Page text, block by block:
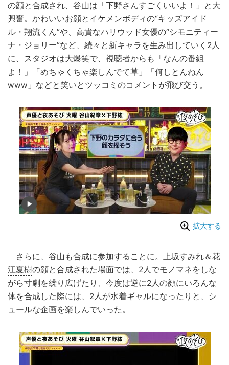
の顔と合成され、谷山は「下野さんすごくいいよ！」と大
興奮。かわいいお顔とイケメンボディの“キッズアイド
ル・翔流くん”や、高貴なハリウッド女優の“シモニティー
ナ・ジョリー”など、続々と新キャラを生み出していく2人
に、スタジオは大爆笑で、視聴者からも「なんの番組
よ！」「めちゃくちゃ楽しんでて草」「何しとんねん
www」などと笑いとツッコミのコメントが飛び交う。
拡大する
さらに、谷山も合成に参加することに。 上坂すみれ＆花
江夏樹の顔と合成された場面では、2人でモノマネをしな
がら寸劇を繰り広げたり、今度は逆に2人の顔にいろんな
体を合成した際には、2人が水着ギャルになったりと、シ
ュールな企画を楽しんでいった。